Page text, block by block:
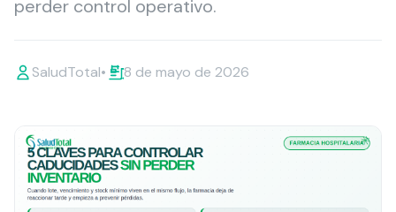
perder control operativo.
SaludTotal• 8 de mayo de 2026